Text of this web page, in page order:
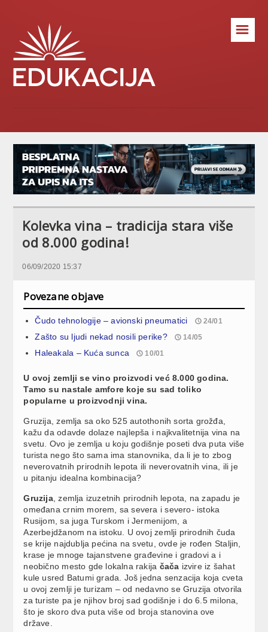
☰
Kolevka vina – tradicija stara više
od 8.000 godina!
06/09/2020 15:37
Povezane objave
Čudo tehnologije – avionski pneumatici 24/01
Zašto su ljudi nekad nosili perike? 14/05
Haleakala – Kuća sunca 10/01
U ovoj zemlji se vino proizvodi već 8.000 godina.
Tamo su nastale amfore koje su sad toliko
popularne u proizvodnji vina.
Gruzija, zemlja sa oko 525 autothonih sorta grožđa,
kažu da odavde dolaze najlepša i najkvalitetnija vina na
svetu. Ovo je zemlja u koju godišnje poseti dva puta više
turista nego što sama ima stanovnika, da li je to zbog
neverovatnih prirodnih lepota ili neverovatnih vina, ili je
u pitanju idealna kombinacija?
Gruzija, zemlja izuzetnih prirodnih lepota, na zapadu je
omeđana crnim morem, sa severa i severo- istoka
Rusijom, sa juga Turskom i Jermenijom, a
Azerbejdžanom na istoku. U ovoj zemlji prirodnih čuda
se krije najdublja pećina na svetu, ovde je rođen Staljin,
krase je mnoge tajanstvene građevine i gradovi a i
neobično mesto gde lokalna rakija čača izvire iz šahat
kule usred Batumi grada. Još jedna senzacija koja cveta
u ovoj zemlji je turizam – od nedavno se Gruzija otvorila
za turiste pa je njihov broj sad godišnje i do 6.5 milona,
što je skoro dva puta više od broja stanovina ove
države.